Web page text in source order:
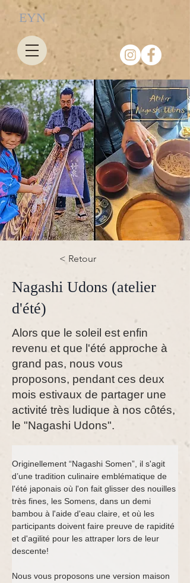
EYN
< Retour
Nagashi Udons (atelier
d'été)
Alors que le soleil est enfin
revenu et que l'été approche à
grand pas, nous vous
proposons, pendant ces deux
mois estivaux de partager une
activité très ludique à nos côtés,
le "Nagashi Udons".
Originellement “Nagashi Somen”, il s'agit
d’une tradition culinaire emblématique de
l'été japonais où l'on fait glisser des nouilles
très fines, les Somens, dans un demi
bambou à l'aide d'eau claire, et où les
participants doivent faire preuve de rapidité
et d'agilité pour les attraper lors de leur
descente!
Nous vous proposons une version maison